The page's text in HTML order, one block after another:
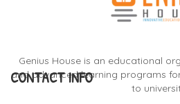
Genius House is an educational
and advanced learning programs
to
CONTACT INFO